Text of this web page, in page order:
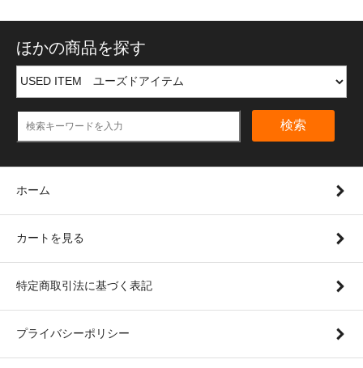
ほかの商品を探す
検索
ホーム
カートを見る
特定商取引法に基づく表記
プライバシーポリシー